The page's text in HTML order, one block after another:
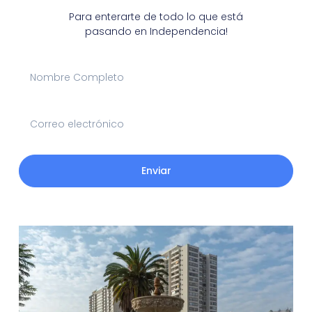
Para enterarte de todo lo que está
pasando en Independencia!
Enviar